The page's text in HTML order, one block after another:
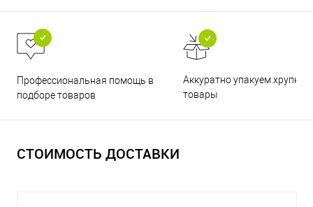
Профессиональная помощь в
подборе товаров
Аккуратно упакуем хрупкие
товары
СТОИМОСТЬ ДОСТАВКИ